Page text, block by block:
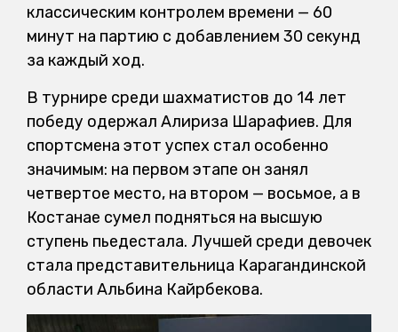
классическим контролем времени — 60
минут на партию с добавлением 30 секунд
за каждый ход.
В турнире среди шахматистов до 14 лет
победу одержал Алириза Шарафиев. Для
спортсмена этот успех стал особенно
значимым: на первом этапе он занял
четвертое место, на втором — восьмое, а в
Костанае сумел подняться на высшую
ступень пьедестала. Лучшей среди девочек
стала представительница Карагандинской
области Альбина Кайрбекова.